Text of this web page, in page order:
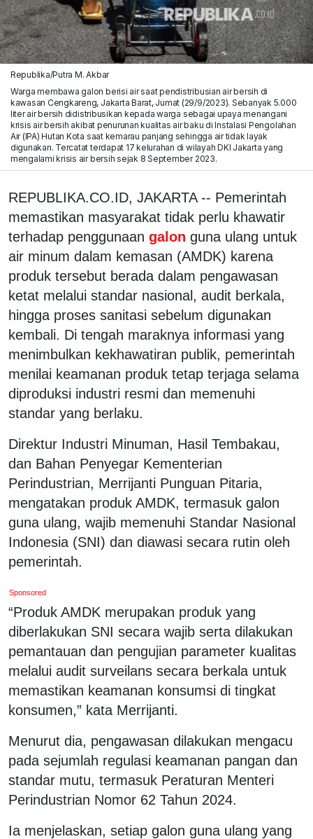
Republika/Putra M. Akbar
Warga membawa galon berisi air saat pendistribusian air bersih di
kawasan Cengkareng, Jakarta Barat, Jumat (29/9/2023). Sebanyak 5.000
liter air bersih didistribusikan kepada warga sebagai upaya menangani
krisis air bersih akibat penurunan kualitas air baku di Instalasi Pengolahan
Air (IPA) Hutan Kota saat kemarau panjang sehingga air tidak layak
digunakan. Tercatat terdapat 17 kelurahan di wilayah DKI Jakarta yang
mengalami krisis air bersih sejak 8 September 2023.
REPUBLIKA.CO.ID, JAKARTA -- Pemerintah
memastikan masyarakat tidak perlu khawatir
terhadap penggunaan galon guna ulang untuk
air minum dalam kemasan (AMDK) karena
produk tersebut berada dalam pengawasan
ketat melalui standar nasional, audit berkala,
hingga proses sanitasi sebelum digunakan
kembali. Di tengah maraknya informasi yang
menimbulkan kekhawatiran publik, pemerintah
menilai keamanan produk tetap terjaga selama
diproduksi industri resmi dan memenuhi
standar yang berlaku.
Direktur Industri Minuman, Hasil Tembakau,
dan Bahan Penyegar Kementerian
Perindustrian, Merrijanti Punguan Pitaria,
mengatakan produk AMDK, termasuk galon
guna ulang, wajib memenuhi Standar Nasional
Indonesia (SNI) dan diawasi secara rutin oleh
pemerintah.
Sponsored
“Produk AMDK merupakan produk yang
diberlakukan SNI secara wajib serta dilakukan
pemantauan dan pengujian parameter kualitas
melalui audit surveilans secara berkala untuk
memastikan keamanan konsumsi di tingkat
konsumen,” kata Merrijanti.
Menurut dia, pengawasan dilakukan mengacu
pada sejumlah regulasi keamanan pangan dan
standar mutu, termasuk Peraturan Menteri
Perindustrian Nomor 62 Tahun 2024.
Ia menjelaskan, setiap galon guna ulang yang